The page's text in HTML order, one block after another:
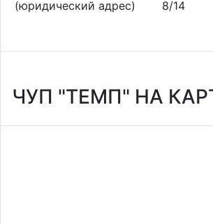
(юридический адрес)
8/14
ЧУП "ТЕМП" НА